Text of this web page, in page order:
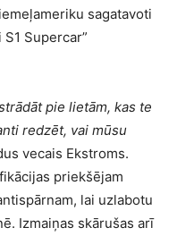
sagatavoti
Supercar”
pie lietām, kas te
redzēt, vai mūsu
vecais Ekstroms.
priekšējam
lai uzlabotu
Izmaiņas skārušas arī